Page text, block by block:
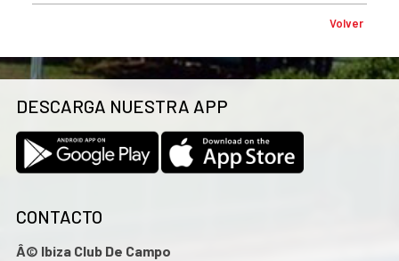
Volver
DESCARGA NUESTRA APP
CONTACTO
Â© Ibiza Club De Campo